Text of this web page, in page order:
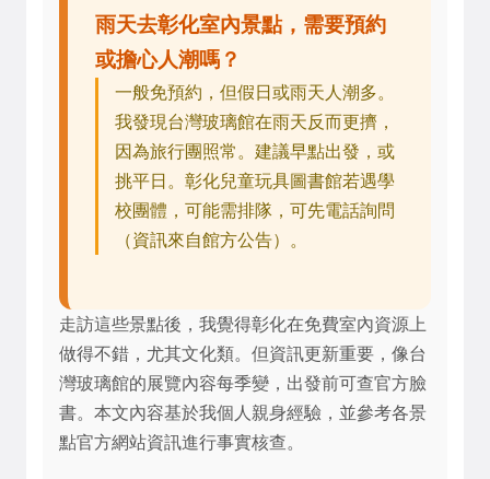
雨天去彰化室內景點，需要預約
或擔心人潮嗎？
一般免預約，但假日或雨天人潮多。
我發現台灣玻璃館在雨天反而更擠，
因為旅行團照常。建議早點出發，或
挑平日。彰化兒童玩具圖書館若遇學
校團體，可能需排隊，可先電話詢問
（資訊來自館方公告）。
走訪這些景點後，我覺得彰化在免費室內資源上
做得不錯，尤其文化類。但資訊更新重要，像台
灣玻璃館的展覽內容每季變，出發前可查官方臉
書。本文內容基於我個人親身經驗，並參考各景
點官方網站資訊進行事實核查。